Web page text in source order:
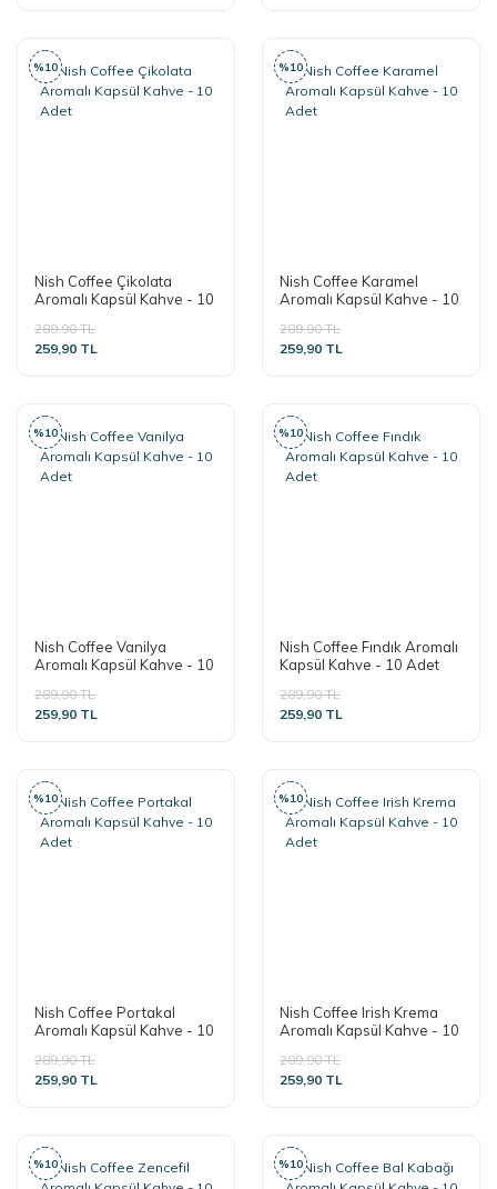
%10
Nish Coffee Çikolata
Aromalı Kapsül Kahve - 10
289,90 TL
259,90 TL
%10
Nish Coffee Karamel
Aromalı Kapsül Kahve - 10
289,90 TL
259,90 TL
%10
Nish Coffee Vanilya
Aromalı Kapsül Kahve - 10
289,90 TL
259,90 TL
%10
Nish Coffee Fındık Aromalı
Kapsül Kahve - 10 Adet
289,90 TL
259,90 TL
%10
Nish Coffee Portakal
Aromalı Kapsül Kahve - 10
289,90 TL
259,90 TL
%10
Nish Coffee Irish Krema
Aromalı Kapsül Kahve - 10
289,90 TL
259,90 TL
%10 %10